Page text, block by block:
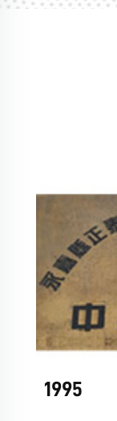
1995